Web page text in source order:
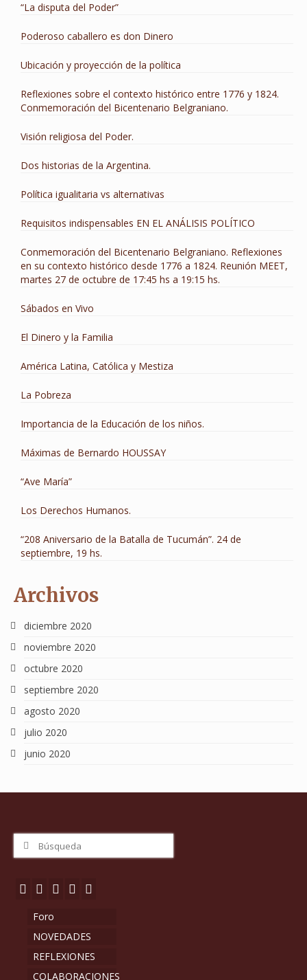
“La disputa del Poder”
Poderoso caballero es don Dinero
Ubicación y proyección de la política
Reflexiones sobre el contexto histórico entre 1776 y 1824.
Conmemoración del Bicentenario Belgraniano.
Visión religiosa del Poder.
Dos historias de la Argentina.
Política igualitaria vs alternativas
Requisitos indispensables EN EL ANÁLISIS POLÍTICO
Conmemoración del Bicentenario Belgraniano. Reflexiones
en su contexto histórico desde 1776 a 1824. Reunión MEET,
martes 27 de octubre de 17:45 hs a 19:15 hs.
Sábados en Vivo
El Dinero y la Familia
América Latina, Católica y Mestiza
La Pobreza
Importancia de la Educación de los niños.
Máximas de Bernardo HOUSSAY
“Ave María”
Los Derechos Humanos.
“208 Aniversario de la Batalla de Tucumán”. 24 de
septiembre, 19 hs.
Archivos
diciembre 2020
noviembre 2020
octubre 2020
septiembre 2020
agosto 2020
julio 2020
junio 2020
Buscar
Foro
NOVEDADES
REFLEXIONES
COLABORACIONES